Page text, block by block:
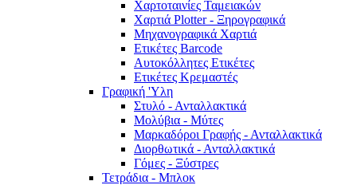
Χαρτοταινίες Ταμειακών
Χαρτιά Plotter - Ξηρογραφικά
Μηχανογραφικά Χαρτιά
Ετικέτες Barcode
Αυτοκόλλητες Ετικέτες
Ετικέτες Κρεμαστές
Γραφική 'Yλη
Στυλό - Ανταλλακτικά
Μολύβια - Μύτες
Μαρκαδόροι Γραφής - Ανταλλακτικά
Διορθωτικά - Ανταλλακτικά
Γόμες - Ξύστρες
Τετράδια - Μπλοκ